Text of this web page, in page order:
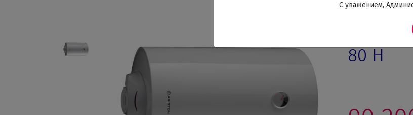
Артикул: PRO R
80 H
C уважением,